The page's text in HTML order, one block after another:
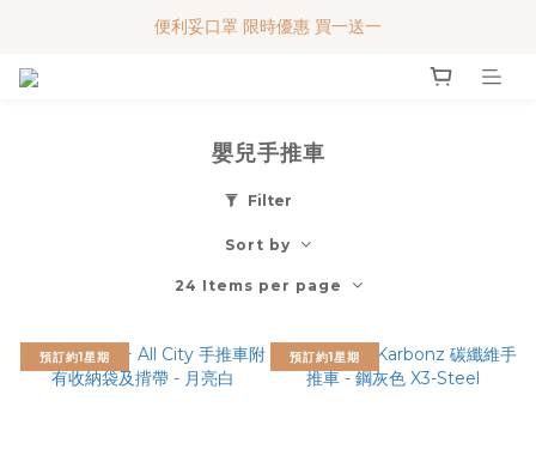
便利妥口罩 限時優惠 買一送一
便利妥口罩 限時優惠 買一送一
嬰兒手推車
Filter
Sort by
24 Items per page
預訂約1星期 預訂約1星期